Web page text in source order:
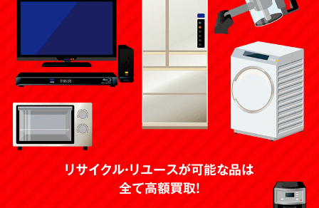
リサイクル・リユースが可能な品は
全て高額買取！